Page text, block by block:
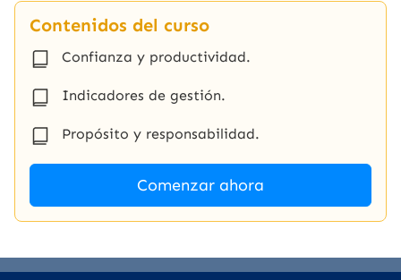
Contenidos del curso
Confianza y productividad.
Indicadores de gestión.
Propósito y responsabilidad.
Comenzar ahora